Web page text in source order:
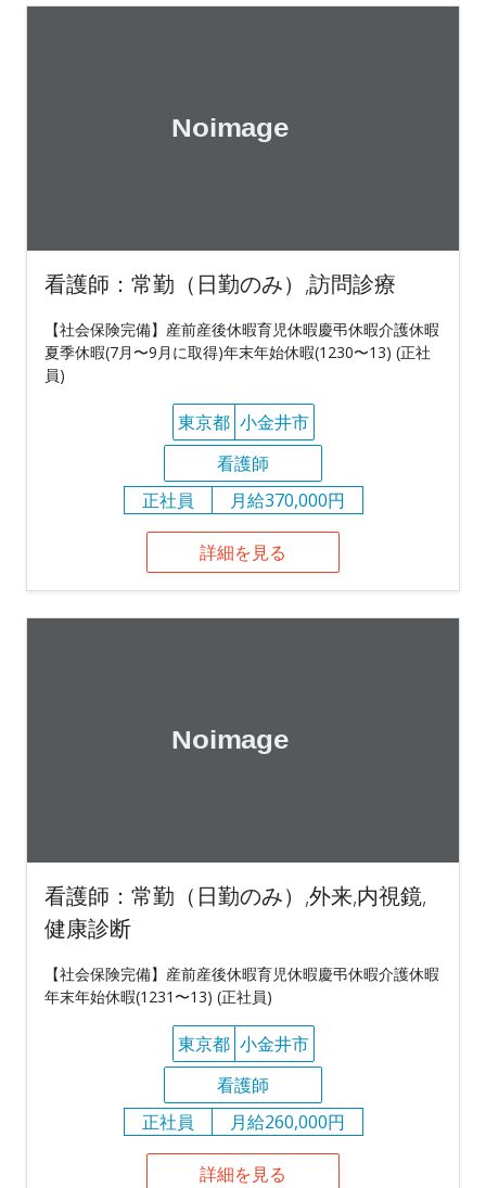
看護師：常勤（日勤のみ）,訪問診療
【社会保険完備】産前産後休暇育児休暇慶弔休暇介護休暇
夏季休暇(7月〜9月に取得)年末年始休暇(1230〜13) (正社
員)
東京都 小金井市
看護師
正社員
月給370,000円
詳細を見る
看護師：常勤（日勤のみ）,外来,内視鏡,
健康診断
【社会保険完備】産前産後休暇育児休暇慶弔休暇介護休暇
年末年始休暇(1231〜13) (正社員)
東京都 小金井市
看護師
正社員
月給260,000円
詳細を見る